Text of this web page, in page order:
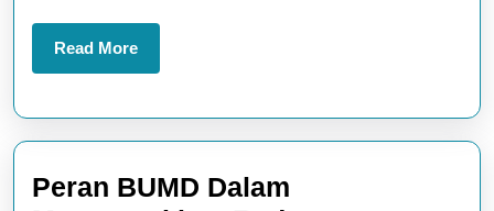
Read MoreRead
More
Peran BUMD Dalam